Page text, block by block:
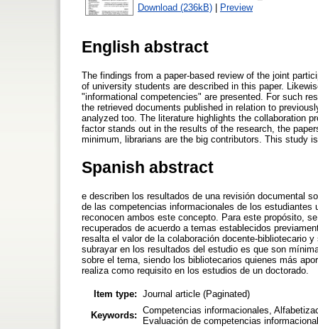
Download (236kB) | Preview
English abstract
The findings from a paper-based review of the joint
of university students are described in this paper.
"informational competencies" are presented. For such
the retrieved documents published in relation to
analyzed too. The literature highlights the collaboration
factor stands out in the results of the research, the
minimum, librarians are the big contributors. This study
Spanish abstract
e describen los resultados de una revisión documental
de las competencias informacionales de los
reconocen ambos este concepto. Para este propósito,
recuperados de acuerdo a temas establecidos
resalta el valor de la colaboración docente-bibliotecario
subrayar en los resultados del estudio es que son
sobre el tema, siendo los bibliotecarios quienes más
realiza como requisito en los estudios de un doctorado.
Item type: Journal article (Paginated)
Keywords: Competencias informacionales,
Evaluación de competencias